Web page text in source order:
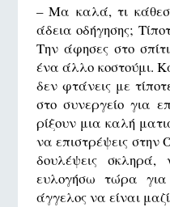
– Μα καλά, τι
άδεια οδήγησης;
Την άφησες στο
ένα άλλο κοστούμι.
δεν φτάνεις με
στο συνεργείο για
ρίξουν μια καλή
να επιστρέψεις στην
δουλέψεις σκληρά,
ευλογήσω τώρα
άγγελος να είναι